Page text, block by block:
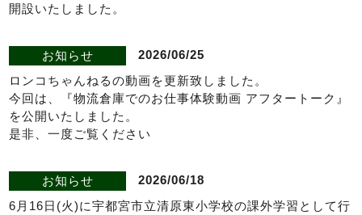
開設いたしました。
お知らせ
2026/06/25
ロンコちゃんねるの動画を更新致しました。
今回は、『物流倉庫でのお仕事体験動画 アフタートーク』
を公開いたしました。
是非、一度ご覧ください
お知らせ
2026/06/18
6月16日(火)に宇都宮市立清原東小学校の課外学習として行